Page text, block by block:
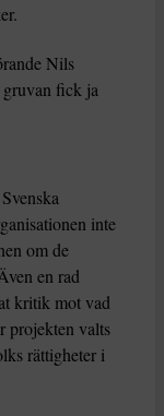
Nils
fick ja
inte
om de
en rad
kritik mot vad
projekten valts
rättigheter i